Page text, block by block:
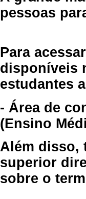
pessoas
Para
disponíveis
estudantes
- Área de
(Ensino
Além disso,
superior
sobre o